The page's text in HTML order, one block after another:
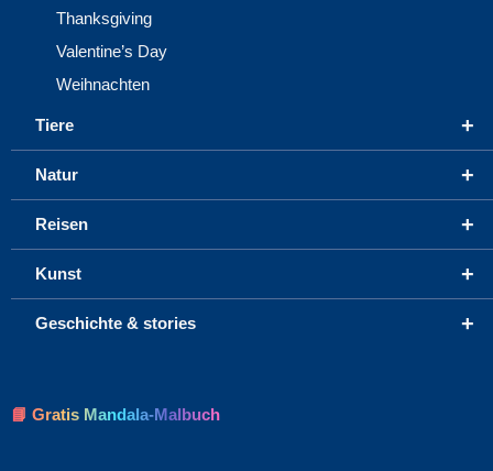
Thanksgiving
Valentine’s Day
Weihnachten
+
Tiere
+
Natur
+
Reisen
+
Kunst
+
Geschichte & stories
📘 Gratis Mandala-Malbuch